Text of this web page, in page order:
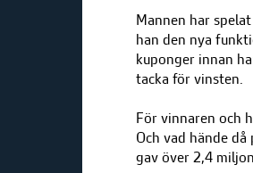
Mannen har
han den nya
kuponger innan
tacka för vinsten.
För vinnaren och
Och vad hände
gav över 2,4